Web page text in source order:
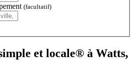
(facultatif)
et locale® à Watts,